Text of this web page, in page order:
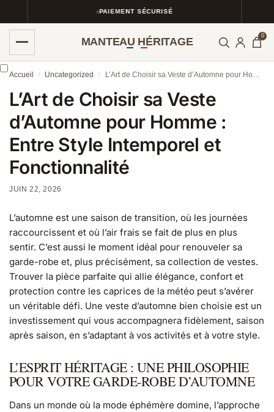
PAIEMENT SÉCURISÉ
MANTEAU HÉRITAGE 0
Accueil / Uncategorized / L’Art de Choisir sa Veste d’Automne pour Homme : Entre Style Intemporel et Fonctionnalité
L’Art de Choisir sa Veste
d’Automne pour Homme :
Entre Style Intemporel et
Fonctionnalité
JUIN 22, 2026
L’automne est une saison de transition, où les journées
raccourcissent et où l’air frais se fait de plus en plus
sentir. C’est aussi le moment idéal pour renouveler sa
garde-robe et, plus précisément, sa collection de vestes.
Trouver la pièce parfaite qui allie élégance, confort et
protection contre les caprices de la météo peut s’avérer
un véritable défi. Une veste d’automne bien choisie est un
investissement qui vous accompagnera fidèlement, saison
après saison, en s’adaptant à vos activités et à votre style.
L’ESPRIT HÉRITAGE : UNE PHILOSOPHIE
POUR VOTRE GARDE-ROBE D’AUTOMNE
Dans un monde où la mode éphémère domine, l’approche